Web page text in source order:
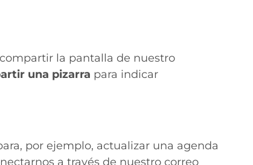
la pantalla de nuestro
una pizarra para indicar
por ejemplo, actualizar una agenda
a través de nuestro correo